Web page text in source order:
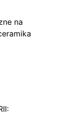
na